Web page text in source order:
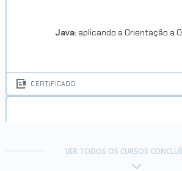
Java: aplicando a Orientação a
CERTIFICADO
VER TODOS OS CURSOS